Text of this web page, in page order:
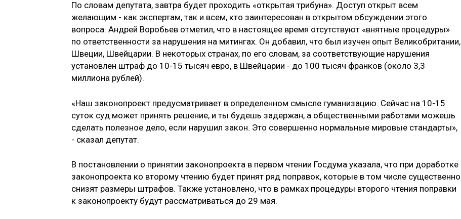
По словам депутата, завтра будет проходить «открытая трибуна». Доступ открыт всем
желающим - как экспертам, так и всем, кто заинтересован в открытом обсуждении этого
вопроса. Андрей Воробьев отметил, что в настоящее время отсутствуют «внятные процедуры»
по ответственности за нарушения на митингах. Он добавил, что был изучен опыт Великобритании,
Швеции, Швейцарии. В некоторых странах, по его словам, за соответствующие нарушения
установлен штраф до 10-15 тысяч евро, в Швейцарии - до 100 тысяч франков (около 3,3
миллиона рублей).
«Наш законопроект предусматривает в определенном смысле гуманизацию. Сейчас на 10-15
суток суд может принять решение, и ты будешь задержан, а общественными работами можешь
сделать полезное дело, если нарушил закон. Это совершенно нормальные мировые стандарты»,
- сказал депутат.
В постановлении о принятии законопроекта в первом чтении Госдума указала, что при доработке
законопроекта ко второму чтению будет принят ряд поправок, которые в том числе существенно
снизят размеры штрафов. Также установлено, что в рамках процедуры второго чтения поправки
к законопроекту будут рассматриваться до 29 мая.